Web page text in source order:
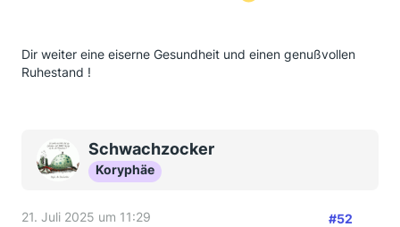
Dir weiter eine eiserne Gesundheit und einen genußvollen
Ruhestand !
Schwachzocker
Koryphäe
21. Juli 2025 um 11:29 #52